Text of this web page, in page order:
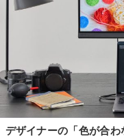
デザイナーの「色が合